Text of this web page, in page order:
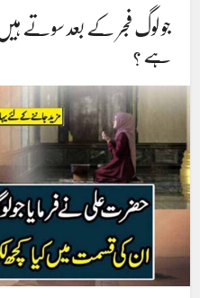
جو لوگ فجر کے بعد سوتے
ہے ؟